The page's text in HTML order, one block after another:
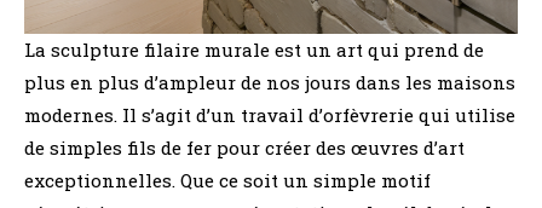
La sculpture filaire murale est un art qui prend de
plus en plus d’ampleur de nos jours dans les maisons
modernes. Il s’agit d’un travail d’orfèvrerie qui utilise
de simples fils de fer pour créer des œuvres d’art
exceptionnelles. Que ce soit un simple motif